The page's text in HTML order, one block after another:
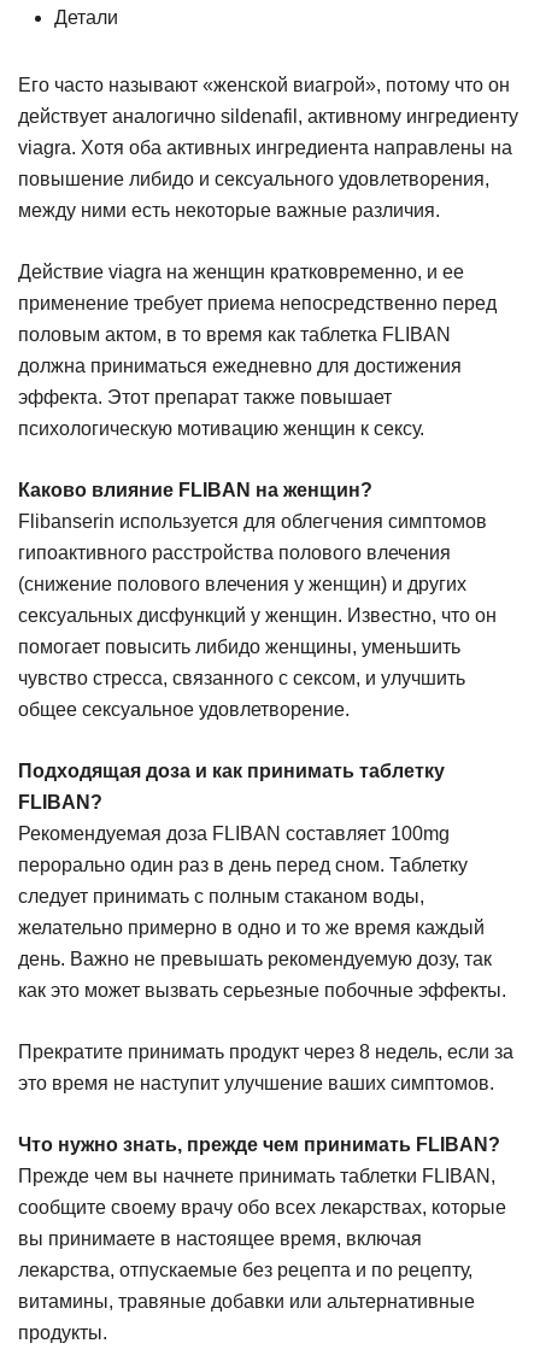
Детали
Его часто называют «женской виагрой», потому что он
действует аналогично sildenafil, активному ингредиенту
viagra. Хотя оба активных ингредиента направлены на
повышение либидо и сексуального удовлетворения,
между ними есть некоторые важные различия.
Действие viagra на женщин кратковременно, и ее
применение требует приема непосредственно перед
половым актом, в то время как таблетка FLIBAN
должна приниматься ежедневно для достижения
эффекта. Этот препарат также повышает
психологическую мотивацию женщин к сексу.
Каково влияние FLIBAN на женщин?
Flibanserin используется для облегчения симптомов
гипоактивного расстройства полового влечения
(снижение полового влечения у женщин) и других
сексуальных дисфункций у женщин. Известно, что он
помогает повысить либидо женщины, уменьшить
чувство стресса, связанного с сексом, и улучшить
общее сексуальное удовлетворение.
Подходящая доза и как принимать таблетку
FLIBAN?
Рекомендуемая доза FLIBAN составляет 100mg
перорально один раз в день перед сном. Таблетку
следует принимать с полным стаканом воды,
желательно примерно в одно и то же время каждый
день. Важно не превышать рекомендуемую дозу, так
как это может вызвать серьезные побочные эффекты.
Прекратите принимать продукт через 8 недель, если за
это время не наступит улучшение ваших симптомов.
Что нужно знать, прежде чем принимать FLIBAN?
Прежде чем вы начнете принимать таблетки FLIBAN,
сообщите своему врачу обо всех лекарствах, которые
вы принимаете в настоящее время, включая
лекарства, отпускаемые без рецепта и по рецепту,
витамины, травяные добавки или альтернативные
продукты.